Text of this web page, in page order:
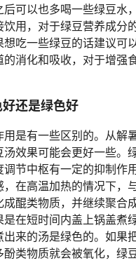
可以也多喝一些绿豆水
用，对于绿豆营养成分
想吃一些绿豆的话建议可
消化和吸收，对于增强
还是绿色好
用是有一些区别的。从解
汤效果可能会更好一些。
节中枢有一定的抑制作
在高温加热的情况下，
醌类物质，并继续聚合
在短时间内盖上锅盖煮
来的汤是绿色的。如果
类物质就会被氧化，绿